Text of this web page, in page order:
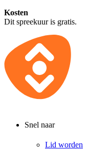
Kosten
Dit spreekuur is gratis.
Snel naar
Lid worden